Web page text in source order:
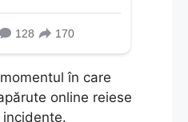
în care
online reiese